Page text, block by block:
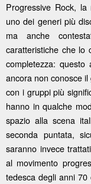
Progressive Rock, la
uno dei generi più
ma anche
caratteristiche che lo
completezza:
ancora non conosce
con i gruppi più
hanno in qualche
spazio alla scena
seconda puntata,
saranno invece
al movimento
tedesca degli anni